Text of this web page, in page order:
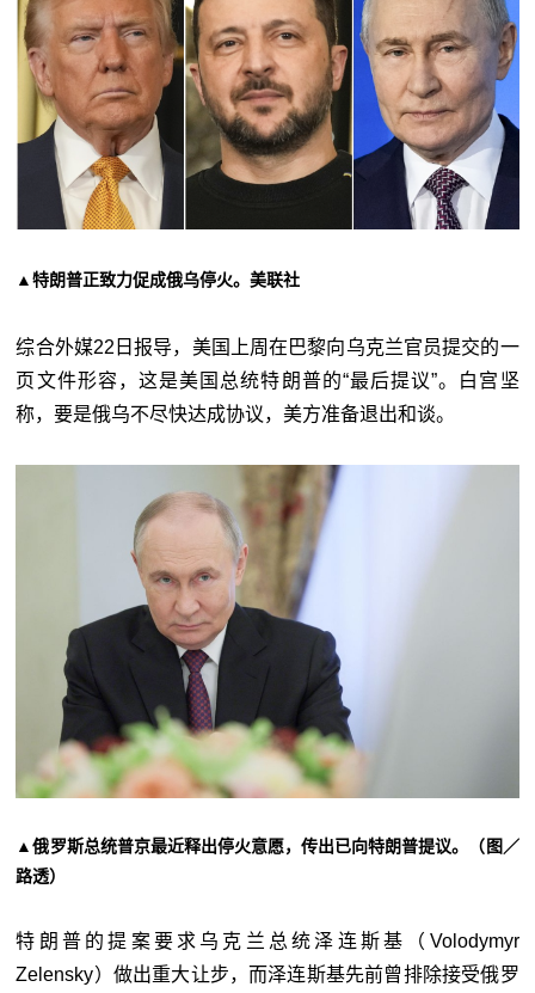
▲特朗普正致力促成俄乌停火。美联社
综合外媒22日报导，美国上周在巴黎向乌克兰官员提交的一
页文件形容，这是美国总统特朗普的“最后提议”。白宫坚
称，要是俄乌不尽快达成协议，美方准备退出和谈。
▲俄罗斯总统普京最近释出停火意愿，传出已向特朗普提议。（图／
路透）
特朗普的提案要求乌克兰总统泽连斯基（Volodymyr
Zelensky）做出重大让步，而泽连斯基先前曾排除接受俄罗